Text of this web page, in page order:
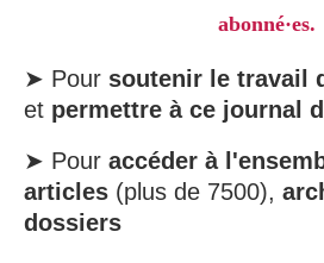
abonné·es.
➤ Pour soutenir le travail
et permettre à ce journal
➤ Pour accéder à
articles (plus de 7500),
dossiers